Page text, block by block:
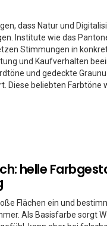
dass Natur und
Institute wie das
Stimmungen in
und Kaufverhalten
und gedeckte
Diese beliebten Farbtöne
helle
Flächen ein und
Als Basisfarbe sorgt